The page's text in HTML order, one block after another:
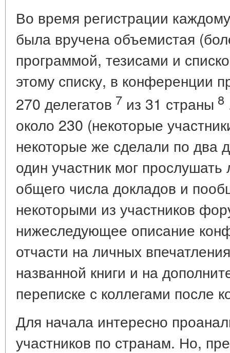
Во время регистрации
была вручена объемистая
программой, тезисами и
этому списку, в конференции
270 делегатов 7 из 31 страны 8
около 230 (некоторые
некоторые же сделали по два
один участник мог
общего числа докладов и
некоторыми из участников
нижеследующее описание
отчасти на личных
названной книги и на
переписке с коллегами после
Для начала интересно
участников по странам. Но,